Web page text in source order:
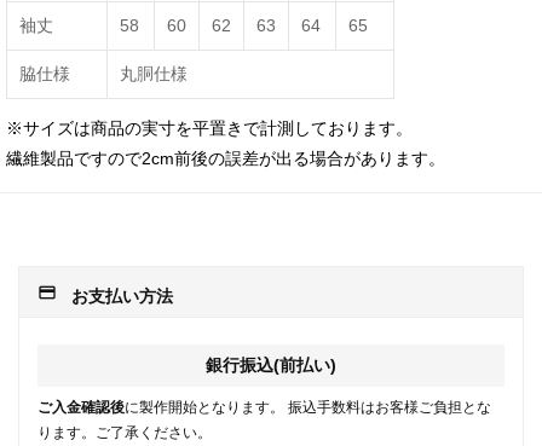
袖丈 58 60 62 63 64 65
脇仕様 丸胴仕様
※サイズは商品の実寸を平置きで計測しております。
繊維製品ですので2cm前後の誤差が出る場合があります。
payment お支払い方法
銀行振込(前払い)
ご入金確認後に製作開始となります。 振込手数料はお客様ご負担とな
ります。ご了承ください。